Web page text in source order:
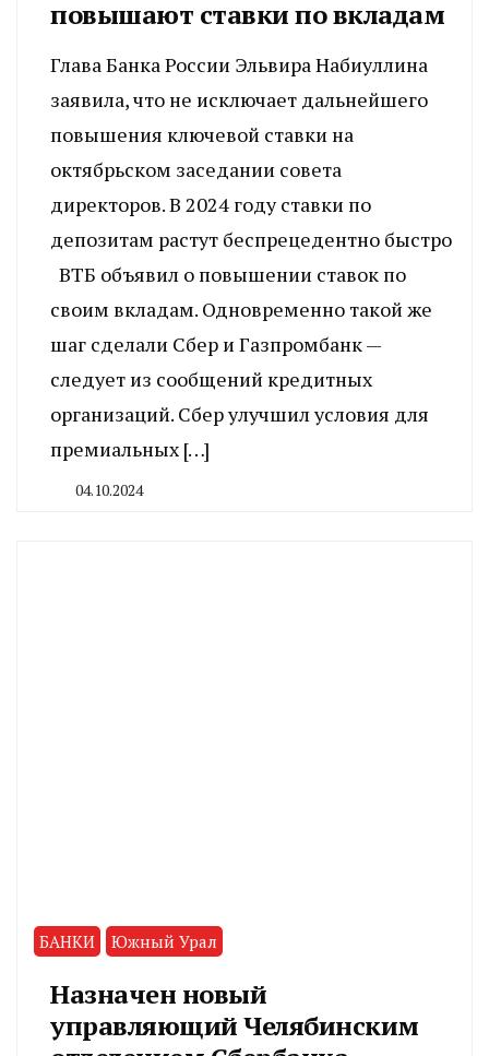
повышают ставки по вкладам
Глава Банка России Эльвира Набиуллина
заявила, что не исключает дальнейшего
повышения ключевой ставки на
октябрьском заседании совета
директоров. В 2024 году ставки по
депозитам растут беспрецедентно быстро
ВТБ объявил о повышении ставок по
своим вкладам. Одновременно такой же
шаг сделали Сбер и Газпромбанк —
следует из сообщений кредитных
организаций. Сбер улучшил условия для
премиальных […]
04.10.2024
БАНКИ Южный Урал
Назначен новый
управляющий Челябинским